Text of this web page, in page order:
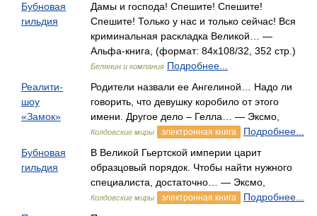
Бубновая
гильдия
Дамы и господа! Спешите! Спешите!
Спешите! Только у нас и только сейчас! Вся
криминальная раскладка Великой… —
Альфа-книга, (формат: 84x108/32, 352 стр.)
Белянин и компания Подробнее...
Реалити-
шоу
«Замок»
Родители назвали ее Ангелиной… Надо ли
говорить, что девушку коробило от этого
имени. Другое дело – Гелла… — Эксмо,
Колдовские миры электронная книга
Подробнее...
Бубновая
гильдия
В Великой Гьертской империи царит
образцовый порядок. Чтобы найти нужного
специалиста, достаточно… — Эксмо,
Колдовские миры электронная книга
Подробнее...